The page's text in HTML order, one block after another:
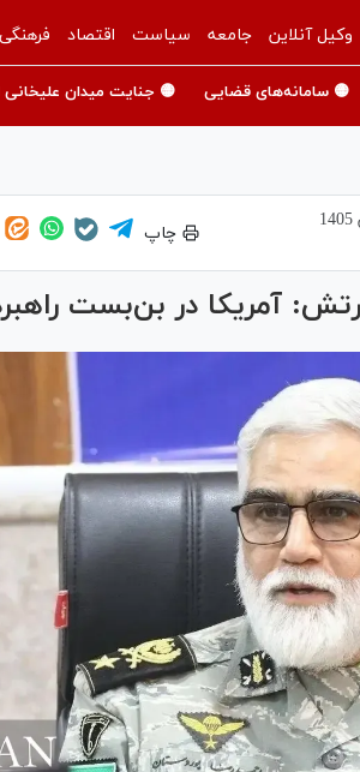
وکیل آنلاین جامعه سیاست اقتصاد فرهنگی
🟡 سامانه‌های قضایی 🟡 جنایت میدان
چاپ
آمریکا در بن‌بست